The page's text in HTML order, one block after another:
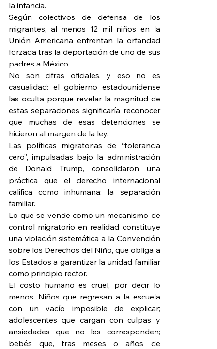
la infancia.
Según colectivos de defensa de los
migrantes, al menos 12 mil niños en la
Unión Americana enfrentan la orfandad
forzada tras la deportación de uno de sus
padres a México.
No son cifras oficiales, y eso no es
casualidad: el gobierno estadounidense
las oculta porque revelar la magnitud de
estas separaciones significaría reconocer
que muchas de esas detenciones se
hicieron al margen de la ley.
Las políticas migratorias de “tolerancia
cero”, impulsadas bajo la administración
de Donald Trump, consolidaron una
práctica que el derecho internacional
califica como inhumana: la separación
familiar.
Lo que se vende como un mecanismo de
control migratorio en realidad constituye
una violación sistemática a la Convención
sobre los Derechos del Niño, que obliga a
los Estados a garantizar la unidad familiar
como principio rector.
El costo humano es cruel, por decir lo
menos. Niños que regresan a la escuela
con un vacío imposible de explicar;
adolescentes que cargan con culpas y
ansiedades que no les corresponden;
bebés que, tras meses o años de